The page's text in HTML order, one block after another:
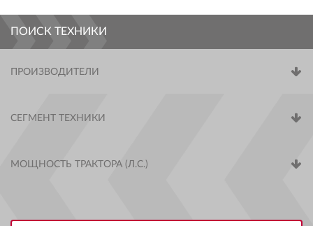
ПОИСК ТЕХНИКИ
ПРОИЗВОДИТЕЛИ
СЕГМЕНТ ТЕХНИКИ
МОЩНОСТЬ ТРАКТОРА (Л.С.)